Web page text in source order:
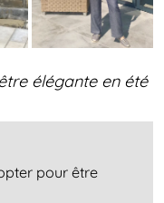
élégante en été
pour être